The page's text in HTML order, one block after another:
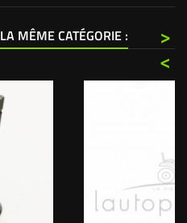
MÊME CATÉGORIE :
>
<